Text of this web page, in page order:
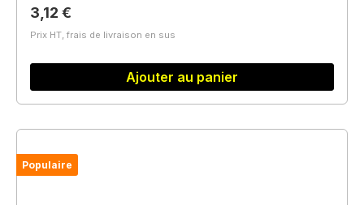
Prix régulier :
3,12 €
Prix HT, frais de livraison en sus
Ajouter au panier
Populaire